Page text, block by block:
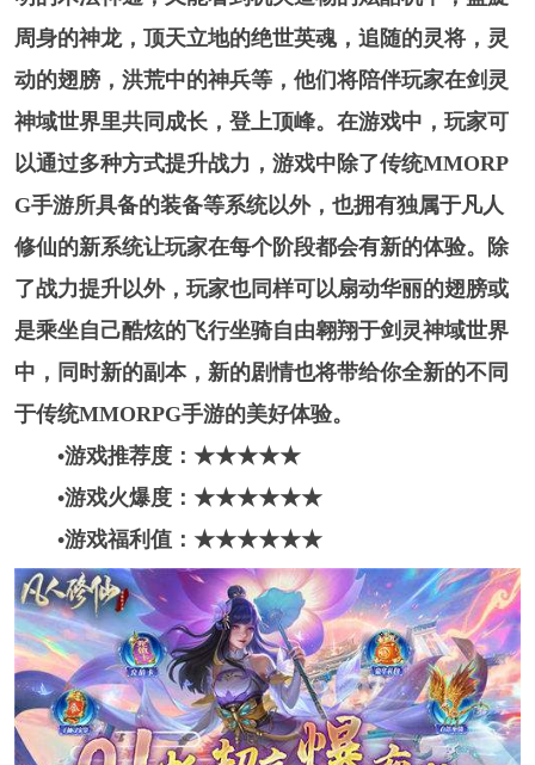
周身的神龙，顶天立地的绝世英魂，追随的灵将，灵
动的翅膀，洪荒中的神兵等，他们将陪伴玩家在剑灵
神域世界里共同成长，登上顶峰。在游戏中，玩家可
以通过多种方式提升战力，游戏中除了传统MMORP
G手游所具备的装备等系统以外，也拥有独属于凡人
修仙的新系统让玩家在每个阶段都会有新的体验。除
了战力提升以外，玩家也同样可以扇动华丽的翅膀或
是乘坐自己酷炫的飞行坐骑自由翱翔于剑灵神域世界
中，同时新的副本，新的剧情也将带给你全新的不同
于传统MMORPG手游的美好体验。
•游戏推荐度：★★★★★
•游戏火爆度：★★★★★★
•游戏福利值：★★★★★★